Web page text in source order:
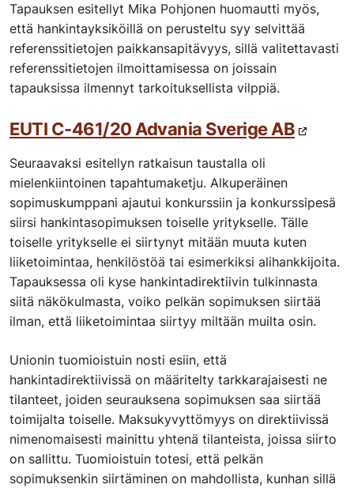
Tapauksen esitellyt Mika Pohjonen huomautti myös,
että hankintayksiköillä on perusteltu syy selvittää
referenssitietojen paikkansapitävyys, sillä valitettavasti
referenssitietojen ilmoittamisessa on joissain
tapauksissa ilmennyt tarkoituksellista vilppiä.
EUTI C-461/20 Advania Sverige AB
Seuraavaksi esitellyn ratkaisun taustalla oli
mielenkiintoinen tapahtumaketju. Alkuperäinen
sopimuskumppani ajautui konkurssiin ja konkurssipesä
siirsi hankintasopimuksen toiselle yritykselle. Tälle
toiselle yritykselle ei siirtynyt mitään muuta kuten
liiketoimintaa, henkilöstöä tai esimerkiksi alihankkijoita.
Tapauksessa oli kyse hankintadirektiivin tulkinnasta
siitä näkökulmasta, voiko pelkän sopimuksen siirtää
ilman, että liiketoimintaa siirtyy miltään muilta osin.
Unionin tuomioistuin nosti esiin, että
hankintadirektiivissä on määritelty tarkkarajaisesti ne
tilanteet, joiden seurauksena sopimuksen saa siirtää
toimijalta toiselle. Maksukyvyttömyys on direktiivissä
nimenomaisesti mainittu yhtenä tilanteista, joissa siirto
on sallittu. Tuomioistuin totesi, että pelkän
sopimuksenkin siirtäminen on mahdollista, kunhan sillä